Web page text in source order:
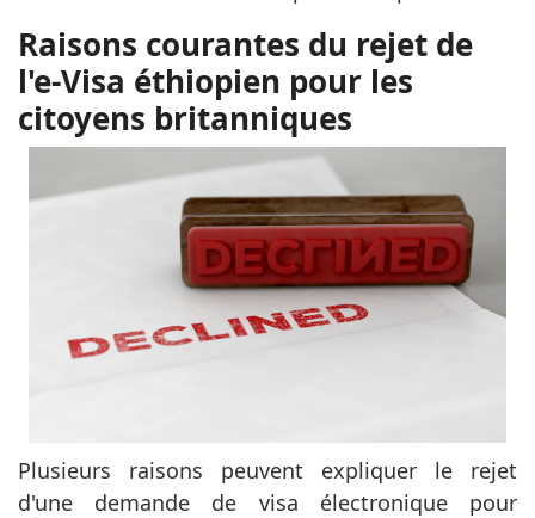
Raisons courantes du rejet de
l'e-Visa éthiopien pour les
citoyens britanniques
Plusieurs raisons peuvent expliquer le rejet
d'une demande de visa électronique pour